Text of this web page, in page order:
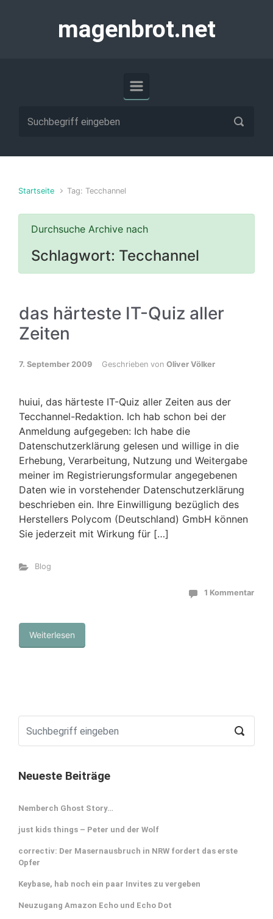
magenbrot.net
Startseite Tag: Tecchannel
Durchsuche Archive nach
Schlagwort: Tecchannel
das härteste IT-Quiz aller
Zeiten
7. September 2009 Geschrieben von Oliver Völker
huiui, das härteste IT-Quiz aller Zeiten aus der
Tecchannel-Redaktion. Ich hab schon bei der
Anmeldung aufgegeben: Ich habe die
Datenschutzerklärung gelesen und willige in die
Erhebung, Verarbeitung, Nutzung und Weitergabe
meiner im Registrierungsformular angegebenen
Daten wie in vorstehender Datenschutzerklärung
beschrieben ein. Ihre Einwilligung bezüglich des
Herstellers Polycom (Deutschland) GmbH können
Sie jederzeit mit Wirkung für […]
Blog
1 Kommentar
Weiterlesen
Neueste Beiträge
Nemberch Ghost Story…
just kids things – Peter und der Wolf
correctiv: Der Masernausbruch in NRW fordert das erste
Opfer
Keybase, hab noch ein paar Invites zu vergeben
Neuzugang Amazon Echo und Echo Dot